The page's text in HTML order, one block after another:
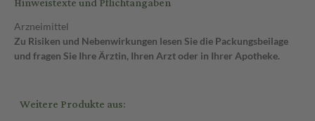
Arzneimittel
Zu Risiken und Nebenwirkungen lesen Sie die Packungsbeilage
und fragen Sie Ihre Ärztin, Ihren Arzt oder in Ihrer Apotheke.
Weitere Produkte aus: